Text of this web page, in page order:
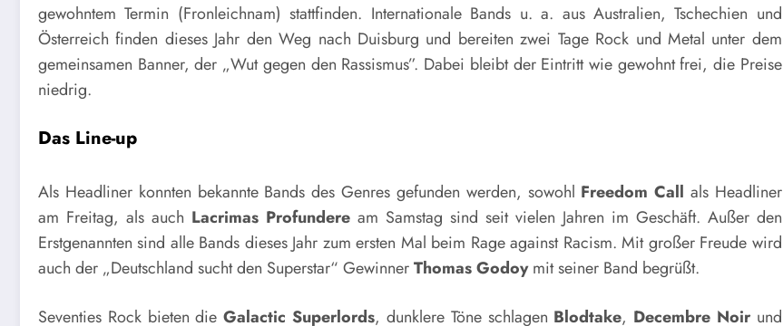
gewohntem Termin (Fronleichnam) stattfinden. Internationale Bands u. a. aus Australien, Tschechien und
Österreich finden dieses Jahr den Weg nach Duisburg und bereiten zwei Tage Rock und Metal unter dem
gemeinsamen Banner, der „Wut gegen den Rassismus”. Dabei bleibt der Eintritt wie gewohnt frei, die Preise
niedrig.
Das Line-up
Als Headliner konnten bekannte Bands des Genres gefunden werden, sowohl Freedom Call als Headliner
am Freitag, als auch Lacrimas Profundeream Samstag sind seit vielen Jahren im Geschäft. Außer den
Erstgenannten sind alle Bands dieses Jahr zum ersten Mal beim Rage against Racism. Mit großer Freude wird
auch der „Deutschland sucht den Superstar“ GewinnerThomas Godoymit seiner Band begrüßt.
Seventies Rock bieten dieGalactic Superlords, dunklere Töne schlagen Blodtake, Decembre Noir und